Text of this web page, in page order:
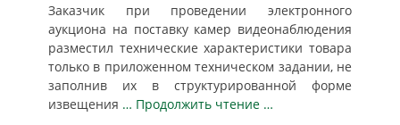
Заказчик при проведении электронного
аукциона на поставку камер видеонаблюдения
разместил технические характеристики товара
только в приложенном техническом задании, не
заполнив их в структурированной форме
извещения … Продолжить чтение …